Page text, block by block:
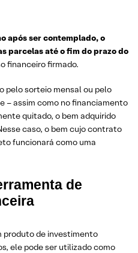
após ser contemplado, o
parcelas até o fim do prazo do
financeiro firmado.
pelo sorteio mensal ou pelo
– assim como no financiamento
quitado, o bem adquirido
caso, o bem cujo contrato
funcionará como uma
de
produto de investimento
ele pode ser utilizado como